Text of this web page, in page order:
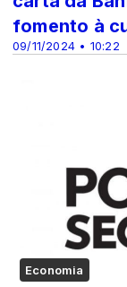
09/11/2024 • 10:22
fomento à
Economia